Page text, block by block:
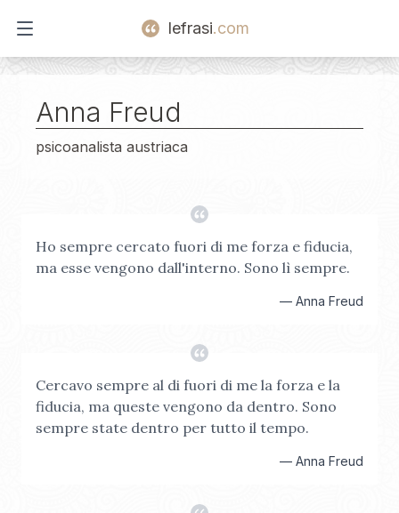
Open main menu
lefrasi.com
Anna Freud
psicoanalista austriaca
Ho sempre cercato fuori di me forza e fiducia,
ma esse vengono dall'interno. Sono lì sempre.
— Anna Freud
Cercavo sempre al di fuori di me la forza e la
fiducia, ma queste vengono da dentro. Sono
sempre state dentro per tutto il tempo.
— Anna Freud